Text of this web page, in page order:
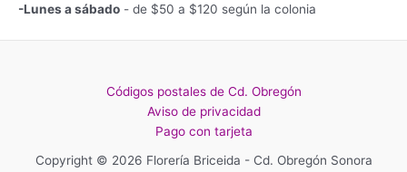
-Lunes a sábado - de $50 a $120 según la colonia
Códigos postales de Cd. Obregón
Aviso de privacidad
Pago con tarjeta
Copyright © 2026 Florería Briceida - Cd. Obregón Sonora